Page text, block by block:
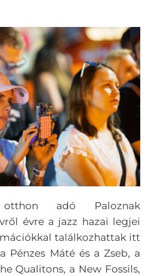
adó Paloznak
évre a jazz hazai legjei
találkozhattak itt
Pénzes Máté és a Zseb, a
Qualitons, a New Fossils,